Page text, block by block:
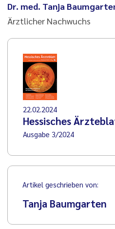
Dr. med. Tanja
Ärztlicher Nachwuchs
22.02.2024
Hessisches
Ausgabe 3/2024
Artikel geschrieben von:
Tanja Baumgarten